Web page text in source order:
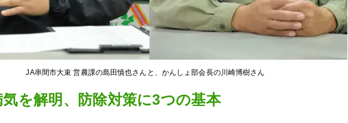
JA串間市大束 営農課の島田慎也さんと、かんしょ部会長の川崎博樹さん
を解明、防除対策に3つの基本